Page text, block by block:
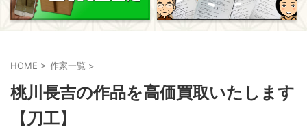
HOME > 作家一覧 >
桃川長吉の作品を高価買取いたします
【刀工】